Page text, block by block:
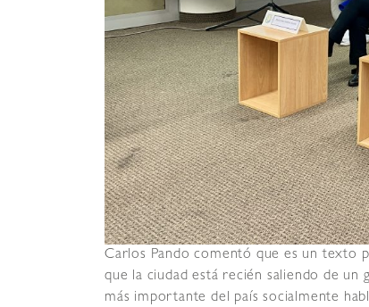
Carlos Pando comentó que es un texto
que la ciudad está recién saliendo de un
más importante del país socialmente